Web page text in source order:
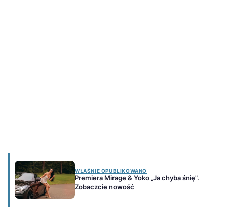
WŁAŚNIE OPUBLIKOWANO
Premiera Mirage & Yoko „Ja chyba śnię".
Zobaczcie nowość